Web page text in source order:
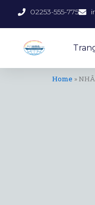
02253-555-775
Home »